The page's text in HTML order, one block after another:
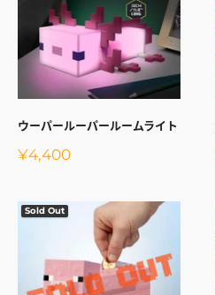
ウーパールーパールームライト
販
格
¥4,400
Sold Out